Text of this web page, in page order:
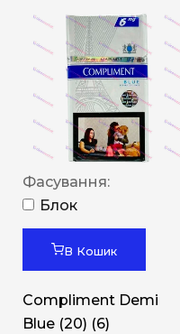
Фасування:
Блок
В Кошик
Compliment Demi
Blue (20) (6)